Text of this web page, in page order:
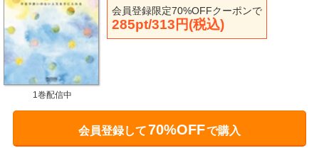
会員登録限定70%OFFクーポンで
285pt/313円(税込)
1巻配信中
会員登録して70%OFFで購入